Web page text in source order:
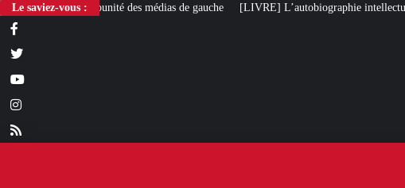
Le saviez-vous :
médias de gauche [LIVRE] L’autobiographie intellectuelle de Michel Maffesoli